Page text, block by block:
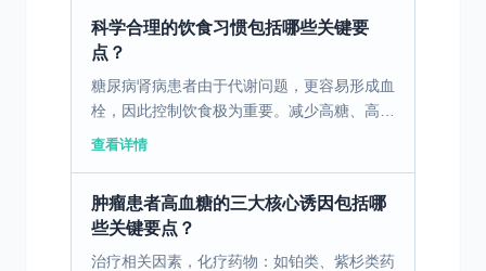
科学合理的饮食习惯包括哪些关键要
点？
糖尿病肾病患者由于代谢问题，更容易形成血
栓，因此控制饮食极为重要。减少高糖、高
脂、高盐食物的摄入，增加蔬菜、水果及全谷
查看详情
肿瘤患者高血糖的三大核心诱因包括哪
些关键要点？
治疗相关因素，化疗药物：如铂类、紫杉类药